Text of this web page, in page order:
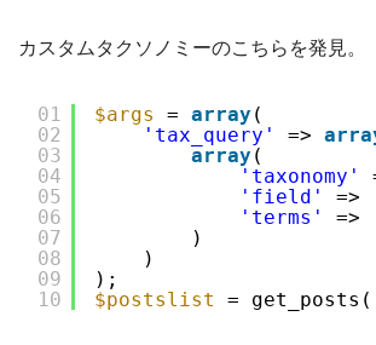
カスタムタクソノミーのこちらを発見。
01
02
03
04
05
06
07
08
09
10
$args = array (
'tax_query'
=>
array (
'taxonomy'
'field'
=>
'terms'
=>
)
)
);
$postslist
= get_posts(